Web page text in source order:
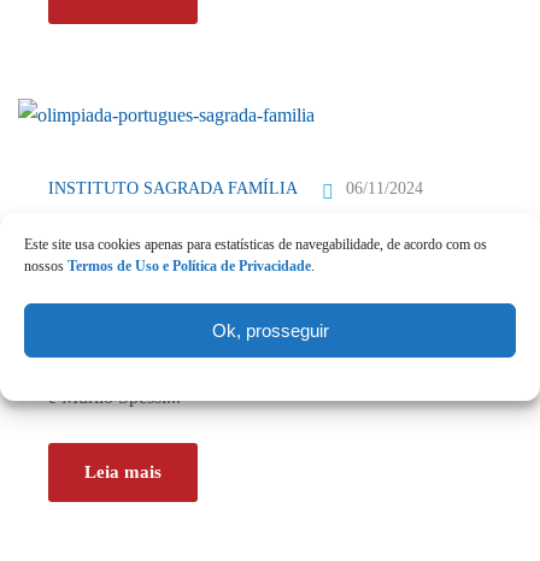
Este site usa cookies apenas para estatísticas de navegabilidade, de acordo com os
nossos Termos de Uso e Política de Privacidade.
Ok, prosseguir
INSTITUTO SAGRADA FAMÍLIA 06/11/2024
Parabéns aos nossos alunos da
Olimpíada de Português!
Com grande alegria, parabenizamos Pedro Milani (2ºEM)
e Murilo Spessi...
Leia mais